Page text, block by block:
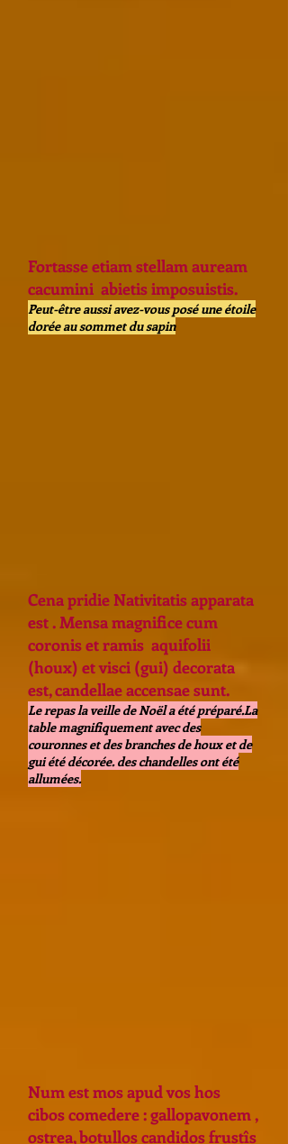
Fortasse etiam stellam auream
cacumini abietis imposuistis.
Peut-être aussi avez-vous posé une étoile
dorée au sommet du sapin
Cena pridie Nativitatis apparata
est . Mensa magnifice cum
coronis et ramis aquifolii
(houx) et visci (gui) decorata
est, candellae accensae sunt.
Le repas la veille de Noël a été préparé.La
table magnifiquement avec des
couronnes et des branches de houx et de
gui été décorée. des chandelles ont été
allumées.
Num est mos apud vos hos
cibos comedere : gallopavonem ,
ostrea, botullos candidos frustîs